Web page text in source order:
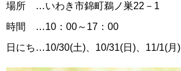
場所 …いわき市錦町鵜ノ巣22－1
時間 …10：00～17：00
日にち…10/30(土)、10/31(日)、11/1(月)